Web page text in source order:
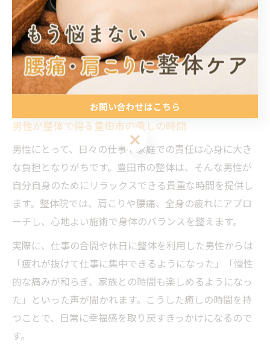
見つけて、毎日の幸福感を高めていきましょう。
男性が豊田市で整体に求めるリラ
クゼーション体験
男性が整体で得る豊田市の癒しの時間
男性にとって、日々の仕事や家庭での責任は心身に大き
な負担となりがちです。豊田市の整体は、そんな男性が
自分自身のためにリラックスできる貴重な時間を提供し
ます。整体院では、肩こりや腰痛、全身の疲れにアプロ
ーチし、心地よい施術で身体のバランスを整えます。
実際に、仕事の合間や休日に整体を利用した男性からは
「疲れが抜けて仕事に集中できるようになった」「慢性
的な痛みが和らぎ、家族との時間も楽しめるようになっ
た」といった声が聞かれます。こうした癒しの時間を持
つことで、日常に幸福感を取り戻すきっかけになるので
す。
お問い合わせはこちら
お問い合わせはこちら